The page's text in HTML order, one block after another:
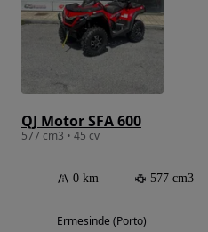
QJ Motor SFA 600
577 cm3 • 45 cv
0 km 577 cm3
Ermesinde (Porto)